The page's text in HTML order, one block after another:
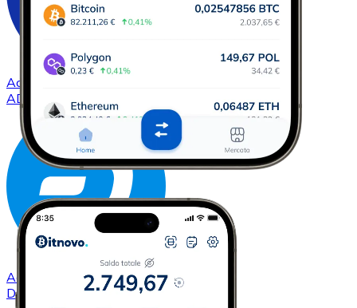
Acquistare
ADA
Acquistare Dashcon bonifico bancario
DASH